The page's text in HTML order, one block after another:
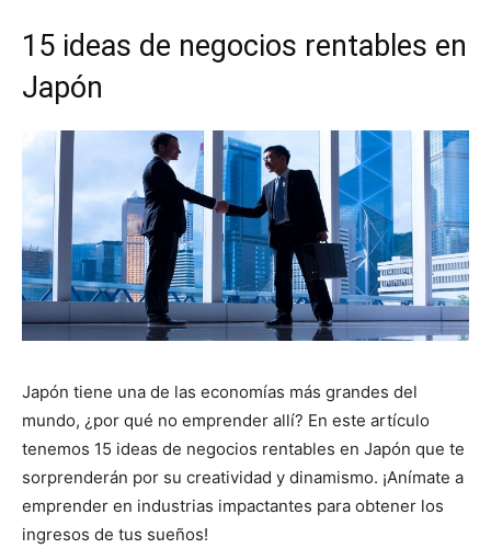
15 ideas de negocios rentables en
Japón
Japón tiene una de las economías más grandes del
mundo, ¿por qué no emprender allí? En este artículo
tenemos 15 ideas de negocios rentables en Japón que te
sorprenderán por su creatividad y dinamismo. ¡Anímate a
emprender en industrias impactantes para obtener los
ingresos de tus sueños!